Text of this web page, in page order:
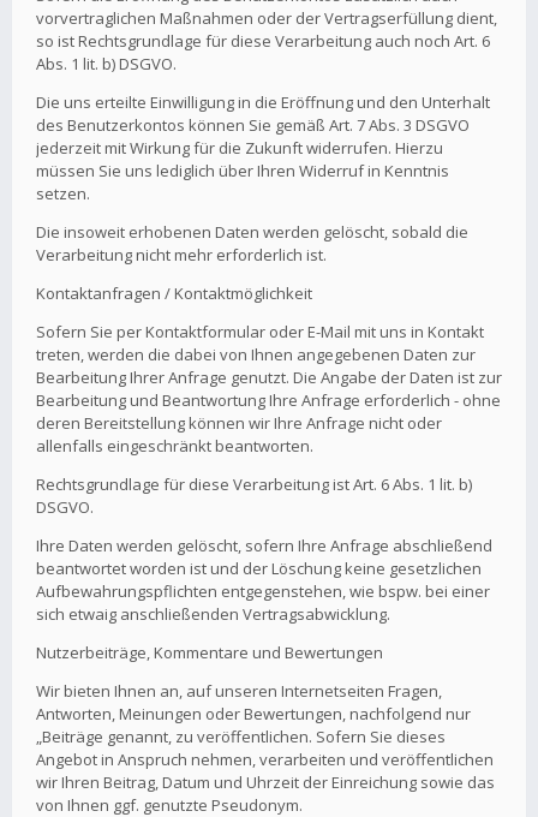
vorvertraglichen Maßnahmen oder der Vertragserfüllung dient,
so ist Rechtsgrundlage für diese Verarbeitung auch noch Art. 6
Abs. 1 lit. b) DSGVO.
Die uns erteilte Einwilligung in die Eröffnung und den Unterhalt
des Benutzerkontos können Sie gemäß Art. 7 Abs. 3 DSGVO
jederzeit mit Wirkung für die Zukunft widerrufen. Hierzu
müssen Sie uns lediglich über Ihren Widerruf in Kenntnis
setzen.
Die insoweit erhobenen Daten werden gelöscht, sobald die
Verarbeitung nicht mehr erforderlich ist.
Kontaktanfragen / Kontaktmöglichkeit
Sofern Sie per Kontaktformular oder E-Mail mit uns in Kontakt
treten, werden die dabei von Ihnen angegebenen Daten zur
Bearbeitung Ihrer Anfrage genutzt. Die Angabe der Daten ist zur
Bearbeitung und Beantwortung Ihre Anfrage erforderlich - ohne
deren Bereitstellung können wir Ihre Anfrage nicht oder
allenfalls eingeschränkt beantworten.
Rechtsgrundlage für diese Verarbeitung ist Art. 6 Abs. 1 lit. b)
DSGVO.
Ihre Daten werden gelöscht, sofern Ihre Anfrage abschließend
beantwortet worden ist und der Löschung keine gesetzlichen
Aufbewahrungspflichten entgegenstehen, wie bspw. bei einer
sich etwaig anschließenden Vertragsabwicklung.
Nutzerbeiträge, Kommentare und Bewertungen
Wir bieten Ihnen an, auf unseren Internetseiten Fragen,
Antworten, Meinungen oder Bewertungen, nachfolgend nur
„Beiträge genannt, zu veröffentlichen. Sofern Sie dieses
Angebot in Anspruch nehmen, verarbeiten und veröffentlichen
wir Ihren Beitrag, Datum und Uhrzeit der Einreichung sowie das
von Ihnen ggf. genutzte Pseudonym.